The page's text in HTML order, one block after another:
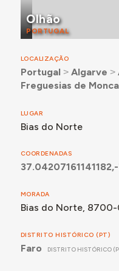
Olhão
PORTUGAL
LOCALIZAÇÃO
Portugal ˃ Algarve ˃
Freguesias de
LUGAR
Bias do Norte
COORDENADAS
MORADA
Bias do Norte,
DISTRITO HISTÓRICO (PT)
Faro DISTRITO HISTÓRICO